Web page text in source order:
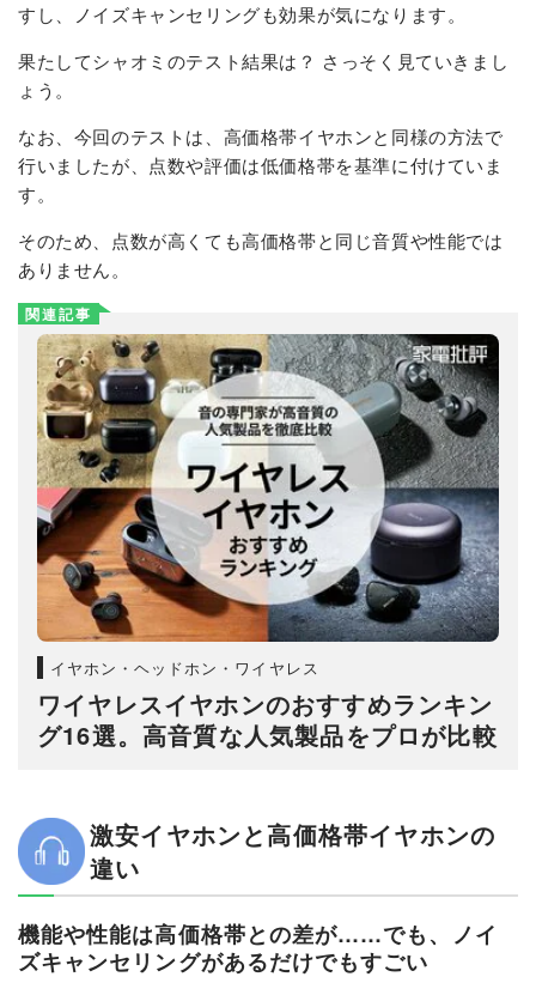
すし、ノイズキャンセリングも効果が気になります。
果たしてシャオミのテスト結果は？ さっそく見ていきまし
ょう。
なお、今回のテストは、高価格帯イヤホンと同様の方法で
行いましたが、点数や評価は低価格帯を基準に付けていま
す。
そのため、点数が高くても高価格帯と同じ音質や性能では
ありません。
関連記事
イヤホン・ヘッドホン・ワイヤレス
ワイヤレスイヤホンのおすすめランキン
グ16選。高音質な人気製品をプロが比較
激安イヤホンと高価格帯イヤホンの
違い
機能や性能は高価格帯との差が……でも、ノイ
ズキャンセリングがあるだけでもすごい